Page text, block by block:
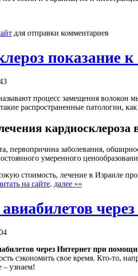
для отправки комментариев
показание
процесс замещения волокон
распространенные патологии,
кардиосклероза
первопричина заболевания,
умеренного
стоимость, лечение в Израиле
на сайте. далее »»
через Интернет при
сэкономить свое время. Кто-то,
– узнаем!